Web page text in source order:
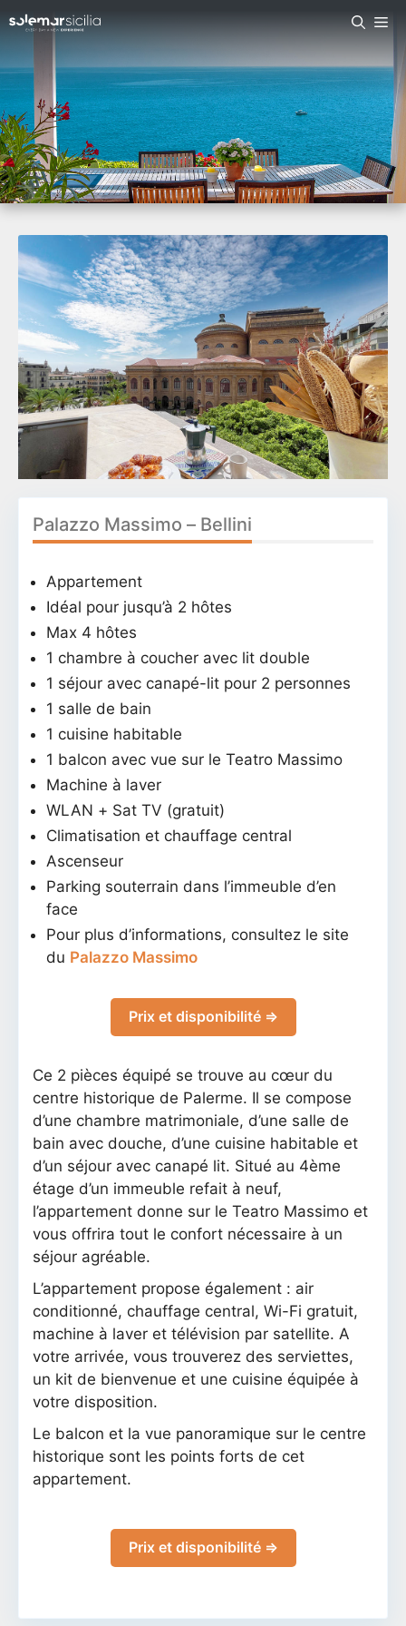
Palazzo Massimo – Bellini
Appartement
Idéal pour jusqu’à 2 hôtes
Max 4 hôtes
1 chambre à coucher avec lit double
1 séjour avec canapé-lit pour 2 personnes
1 salle de bain
1 cuisine habitable
1 balcon avec vue sur le Teatro Massimo
Machine à laver
WLAN + Sat TV (gratuit)
Climatisation et chauffage central
Ascenseur
Parking souterrain dans l’immeuble d’en
face
Pour plus d’informations, consultez le site
du Palazzo Massimo
Prix et disponibilité ⇒
Ce 2 pièces équipé se trouve au cœur du
centre historique de Palerme. Il se compose
d’une chambre matrimoniale, d’une salle de
bain avec douche, d’une cuisine habitable et
d’un séjour avec canapé lit. Situé au 4ème
étage d’un immeuble refait à neuf,
l’appartement donne sur le Teatro Massimo et
vous offrira tout le confort nécessaire à un
séjour agréable.
L’appartement propose également : air
conditionné, chauffage central, Wi-Fi gratuit,
machine à laver et télévision par satellite. A
votre arrivée, vous trouverez des serviettes,
un kit de bienvenue et une cuisine équipée à
votre disposition.
Le balcon et la vue panoramique sur le centre
historique sont les points forts de cet
appartement.
Prix et disponibilité ⇒